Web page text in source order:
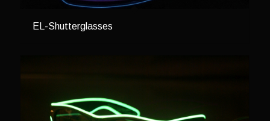
EL-Shutterglasses